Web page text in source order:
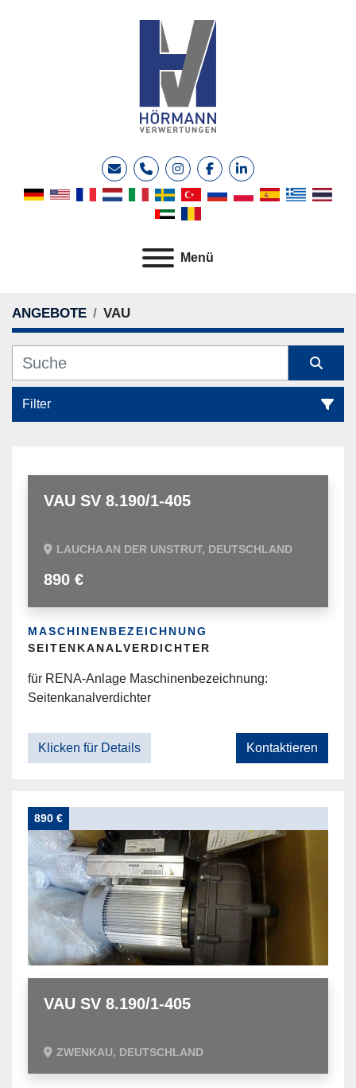
E-MailTelefoninstagramfacebooklinkedin
Menü
ANGEBOTE VAU
Filter
Sortieren nach
VAU SV 8.190/1-405
LAUCHA AN DER UNSTRUT, DEUTSCHLAND
890 €
MASCHINENBEZEICHNUNG
SEITENKANALVERDICHTER
für RENA-Anlage Maschinenbezeichnung:
Seitenkanalverdichter
Klicken für Details Kontaktieren
890 €
VAU SV 8.190/1-405
ZWENKAU, DEUTSCHLAND